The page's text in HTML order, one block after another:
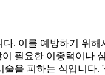
. 이를 예방하기 위
필요한 이중턱이나
술을 피하는 식입니다. '